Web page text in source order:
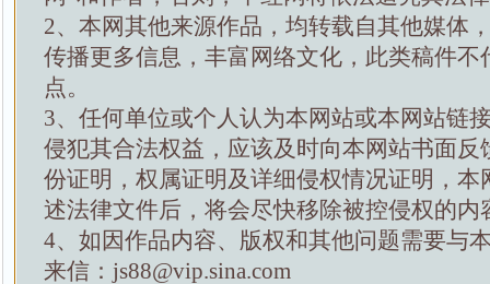
2、本网其他来源作品，均转载自其他媒体
传播更多信息，丰富网络文化，此类稿件不
点。
3、任何单位或个人认为本网站或本网站链
侵犯其合法权益，应该及时向本网站书面反
份证明，权属证明及详细侵权情况证明，本
述法律文件后，将会尽快移除被控侵权的内
4、如因作品内容、版权和其他问题需要与
来信：js88@vip.sina.com